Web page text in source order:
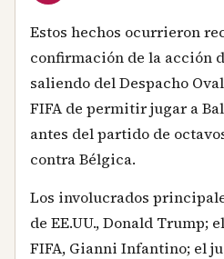
Estos hechos ocurrieron
confirmación de la acción
saliendo del Despacho
FIFA de permitir jugar a
antes del partido de
contra Bélgica.
Los involucrados
de EE.UU., Donald Trump;
FIFA, Gianni Infantino; el